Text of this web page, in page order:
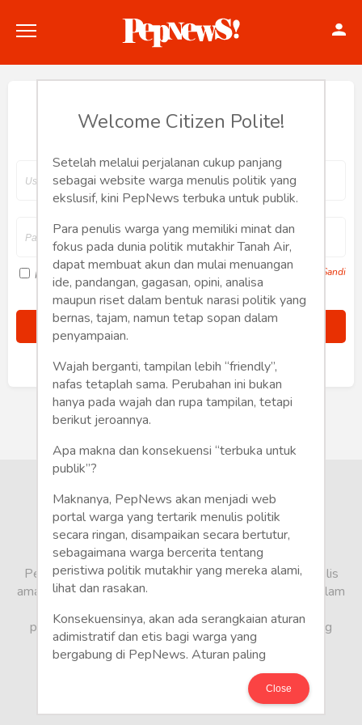
Politik
Hankam
Internasional
Bisnis
Humaniora
Sketsa
Tekno
Gaya
Wisata
Wanita
Hey, Welcome back.
Ingat saya Lupa Sandi
Buat Akun Baru
Welcome Citizen Polite!
Setelah melalui perjalanan cukup panjang
sebagai website warga menulis politik yang
ekslusif, kini PepNews terbuka untuk publik.
Para penulis warga yang memiliki minat dan
fokus pada dunia politik mutakhir Tanah Air,
dapat membuat akun dan mulai menuangan
ide, pandangan, gagasan, opini, analisa
maupun riset dalam bentuk narasi politik yang
bernas, tajam, namun tetap sopan dalam
penyampaian.
Wajah berganti, tampilan lebih “friendly”,
nafas tetaplah sama. Perubahan ini bukan
hanya pada wajah dan rupa tampilan, tetapi
berikut jeroannya.
Apa makna dan konsekuensi “terbuka untuk
publik”?
Maknanya, PepNews akan menjadi web
portal warga yang tertarik menulis politik
secara ringan, disampaikan secara bertutur,
sebagaimana warga bercerita tentang
peristiwa politik mutakhir yang mereka alami,
lihat dan rasakan.
Konsekuensinya, akan ada serangkaian aturan
adimistratif dan etis bagi warga yang
bergabung di PepNews. Aturan paling
mendasar adalah setiap penulis wajib
menggunakan identitas asli sesuai kartu
keterangan penduduk. Demikian juga foto
Close
PepNews.com adalah media warga, tempat bagi penulis
amatir dan profesional menyampaikan berbagai opini dalam
pandang tidak biasa, yang berbeda dari sudut pandang
berita media arus utama.